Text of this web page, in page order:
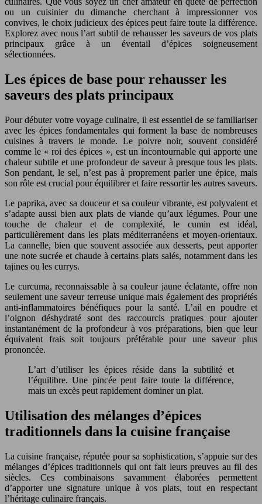
ou un cuisinier du dimanche cherchant à impressionner vos
convives, le choix judicieux des épices peut faire toute la différence.
Explorez avec nous l’art subtil de rehausser les saveurs de vos plats
principaux grâce à un éventail d’épices soigneusement
sélectionnées.
Les épices de base pour rehausser les
saveurs des plats principaux
Pour débuter votre voyage culinaire, il est essentiel de se familiariser
avec les épices fondamentales qui forment la base de nombreuses
cuisines à travers le monde. Le poivre noir, souvent considéré
comme le « roi des épices », est un incontournable qui apporte une
chaleur subtile et une profondeur de saveur à presque tous les plats.
Son pendant, le sel, n’est pas à proprement parler une épice, mais
son rôle est crucial pour équilibrer et faire ressortir les autres saveurs.
Le paprika, avec sa douceur et sa couleur vibrante, est polyvalent et
s’adapte aussi bien aux plats de viande qu’aux légumes. Pour une
touche de chaleur et de complexité, le cumin est idéal,
particulièrement dans les plats méditerranéens et moyen-orientaux.
La cannelle, bien que souvent associée aux desserts, peut apporter
une note sucrée et chaude à certains plats salés, notamment dans les
tajines ou les currys.
Le curcuma, reconnaissable à sa couleur jaune éclatante, offre non
seulement une saveur terreuse unique mais également des propriétés
anti-inflammatoires bénéfiques pour la santé. L’ail en poudre et
l’oignon déshydraté sont des raccourcis pratiques pour ajouter
instantanément de la profondeur à vos préparations, bien que leur
équivalent frais soit toujours préférable pour une saveur plus
prononcée.
L’art d’utiliser les épices réside dans la subtilité et
l’équilibre. Une pincée peut faire toute la différence,
mais un excès peut rapidement dominer un plat.
Utilisation des mélanges d’épices
traditionnels dans la cuisine française
La cuisine française, réputée pour sa sophistication, s’appuie sur des
mélanges d’épices traditionnels qui ont fait leurs preuves au fil des
siècles. Ces combinaisons savamment élaborées permettent
d’apporter une signature unique à vos plats, tout en respectant
l’héritage culinaire français.